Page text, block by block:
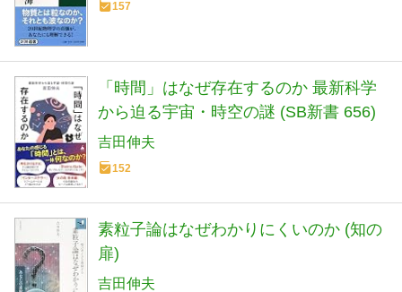
157
「時間」はなぜ存在するのか 最新科学
から迫る宇宙・時空の謎 (SB新書 656)
吉田伸夫
152
素粒子論はなぜわかりにくいのか (知の
扉)
吉田伸夫